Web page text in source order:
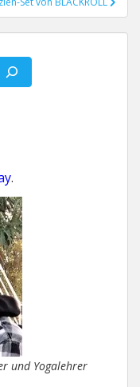
.
und Yogalehrer